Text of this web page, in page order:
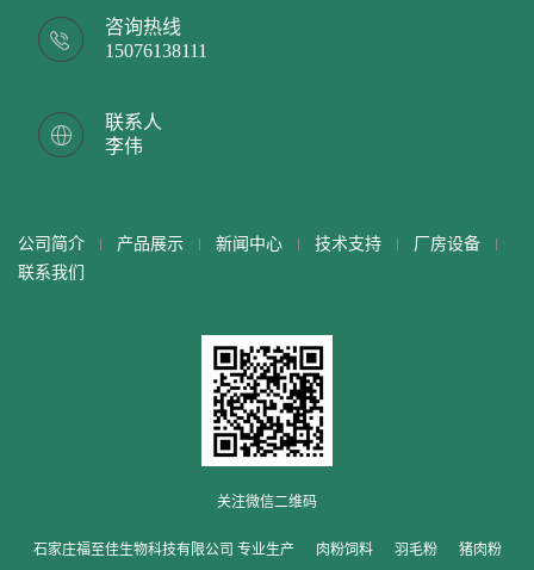
咨询热线
15076138111
联系人
李伟
公司简介 产品展示 新闻中心 技术支持
厂房设备
联系我们
关注微信二维码
石家庄福至佳生物科技有限公司 专业生产 肉粉饲料 羽毛粉 猪肉粉